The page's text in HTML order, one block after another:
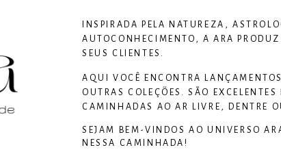
INSPIRADA PELA NATUREZA,
AUTOCONHECIMENTO, A ARA
SEUS CLIENTES.
AQUI VOCÊ ENCONTRA
OUTRAS COLEÇÕES. SÃO
CAMINHADAS AO AR LIVRE, DENTRE
SEJAM BEM-VINDOS AO UNIVERSO
NESSA CAMINHADA!